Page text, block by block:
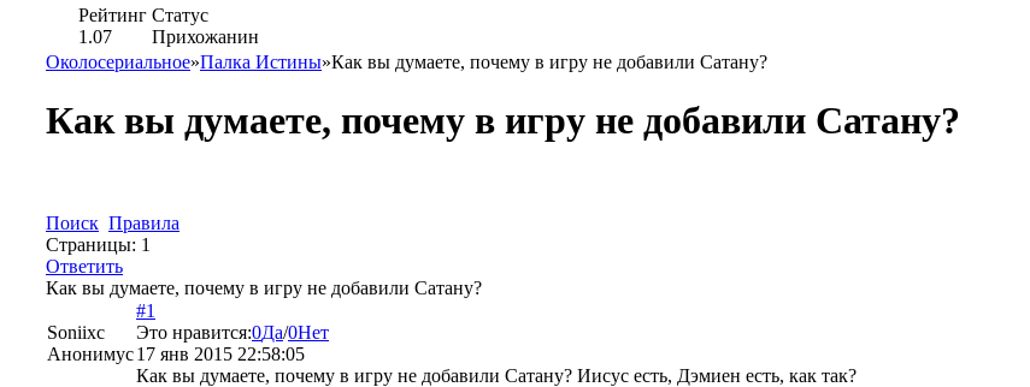
Рейтинг
1.07
Статус
Прихожанин
Околосериальное»Палка Истины»Как вы думаете, почему в игру не добавили Сатану?
Как вы думаете, почему в игру не добавили Сатану?
Поиск Правила
Страницы: 1
Ответить
Как вы думаете, почему в игру не добавили Сатану?
Soniixc
Анонимус
#1
Это нравится:0Да/0Нет
17 янв 2015 22:58:05
Как вы думаете, почему в игру не добавили Сатану? Иисус есть, Дэмиен есть, как так?